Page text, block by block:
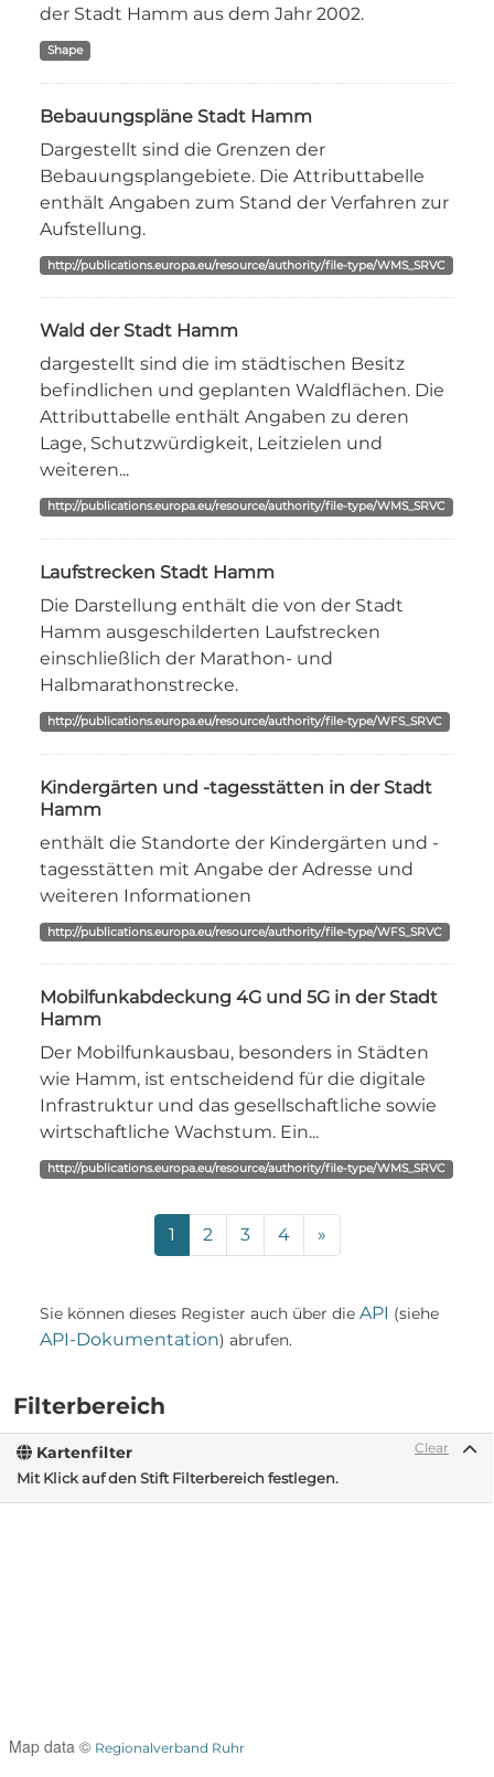
Filterbereich
Clear
Kartenfilter
Mit Klick auf den Stift Filterbereich festlegen.
Map data © Regionalverband Ruhr
der Stadt Hamm aus dem Jahr 2002.
Shape
Bebauungspläne Stadt Hamm
Dargestellt sind die Grenzen der
Bebauungsplangebiete. Die Attributtabelle
enthält Angaben zum Stand der Verfahren zur
Aufstellung.
http://publications.europa.eu/resource/authority/file-type/WMS_SRVC
Wald der Stadt Hamm
dargestellt sind die im städtischen Besitz
befindlichen und geplanten Waldflächen. Die
Attributtabelle enthält Angaben zu deren
Lage, Schutzwürdigkeit, Leitzielen und
weiteren...
http://publications.europa.eu/resource/authority/file-type/WMS_SRVC
Laufstrecken Stadt Hamm
Die Darstellung enthält die von der Stadt
Hamm ausgeschilderten Laufstrecken
einschließlich der Marathon- und
Halbmarathonstrecke.
http://publications.europa.eu/resource/authority/file-type/WFS_SRVC
Kindergärten und -tagesstätten in der Stadt
Hamm
enthält die Standorte der Kindergärten und -
tagesstätten mit Angabe der Adresse und
weiteren Informationen
http://publications.europa.eu/resource/authority/file-type/WFS_SRVC
Mobilfunkabdeckung 4G und 5G in der Stadt
Hamm
Der Mobilfunkausbau, besonders in Städten
wie Hamm, ist entscheidend für die digitale
Infrastruktur und das gesellschaftliche sowie
wirtschaftliche Wachstum. Ein...
http://publications.europa.eu/resource/authority/file-type/WMS_SRVC
1 2 3 4 »
Sie können dieses Register auch über die API (siehe
API-Dokumentation) abrufen.